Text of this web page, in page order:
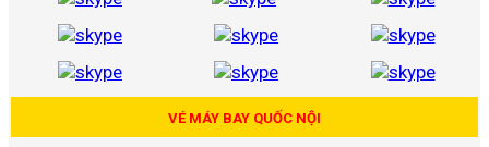
VÉ MÁY BAY QUỐC NỘI